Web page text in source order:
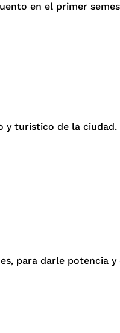
en el primer
turístico de la
para darle potencia